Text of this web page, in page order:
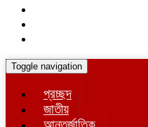
Toggle navigation
প্রচ্ছদ
জাতীয়